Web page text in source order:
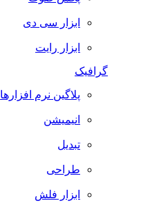
ابزار سی دی
ابزار رایت
گرافیک
پلاگین نرم افزارها
انیمیشن
تبدیل
طراحی
ابزار فلش